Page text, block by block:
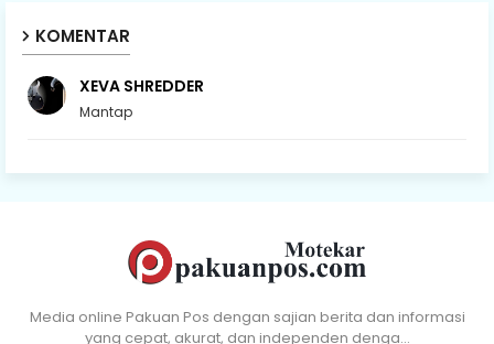
KOMENTAR
XEVA SHREDDER
Mantap
Media online Pakuan Pos dengan sajian berita dan informasi
yang cepat, akurat, dan independen denga…